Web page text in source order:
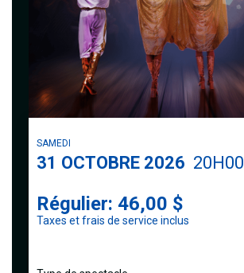
SAMEDI
31 OCTOBRE 2026 20H00
Régulier: 46,00 $
Taxes et frais de service inclus